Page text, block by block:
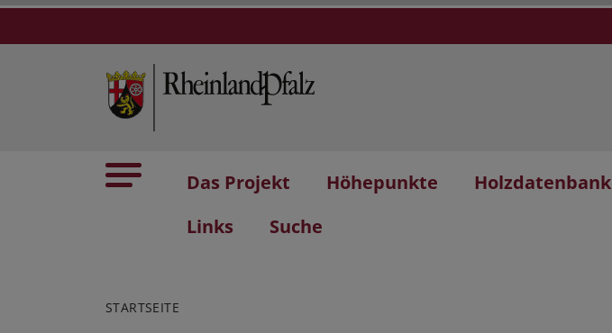
Das Projekt Höhepunkte Holzdatenbank
Links
Suche
STARTSEITE